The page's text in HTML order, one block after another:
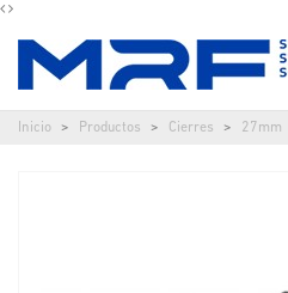
Inicio Productos Cierres 27mm